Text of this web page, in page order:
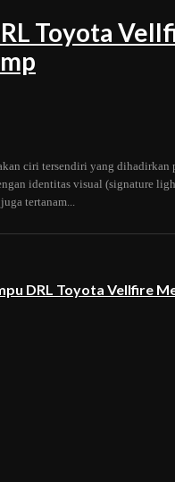
Toyota
ciri tersendiri yang dihadirkan
identitas visual (signature
tertanam...
DRL Toyota Vellfire